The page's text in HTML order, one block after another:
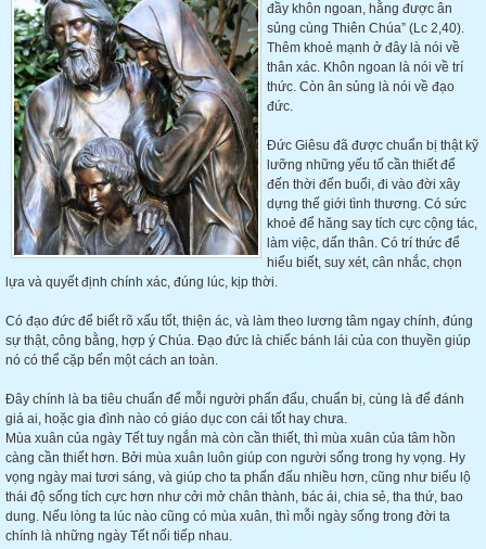
đầy khôn ngoan, hằng được ân
sủng cùng Thiên Chúa” (Lc 2,40).
Thêm khoẻ mạnh ở đây là nói về
thân xác. Khôn ngoan là nói về trí
thức. Còn ân sủng là nói về đạo
đức.
Đức Giêsu đã được chuẩn bị thật kỹ
lưỡng những yếu tố cần thiết để
đến thời đến buổi, đi vào đời xây
dựng thế giới tình thương. Có sức
khoẻ để hăng say tích cực cộng tác,
làm việc, dấn thân. Có trí thức để
hiểu biết, suy xét, cân nhắc, chọn
lựa và quyết định chính xác, đúng lúc, kịp thời.
Có đạo đức để biết rõ xấu tốt, thiện ác, và làm theo lương tâm ngay chính, đúng
sự thật, công bằng, hợp ý Chúa. Đạo đức là chiếc bánh lái của con thuyền giúp
nó có thể cặp bến một cách an toàn.
Đây chính là ba tiêu chuẩn để mỗi người phấn đấu, chuẩn bị, cùng là để đánh
giá ai, hoặc gia đình nào có giáo dục con cái tốt hay chưa.
Mùa xuân của ngày Tết tuy ngắn mà còn cần thiết, thì mùa xuân của tâm hồn
càng cần thiết hơn. Bởi mùa xuân luôn giúp con người sống trong hy vọng. Hy
vọng ngày mai tươi sáng, và giúp cho ta phấn đấu nhiều hơn, cũng như biểu lộ
thái độ sống tích cực hơn như cởi mở chân thành, bác ái, chia sẻ, tha thứ, bao
dung. Nếu lòng ta lúc nào cũng có mùa xuân, thì mỗi ngày sống trong đời ta
chính là những ngày Tết nối tiếp nhau.